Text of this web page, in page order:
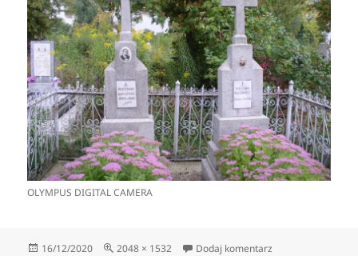
OLYMPUS DIGITAL CAMERA
Data
16/12/2020
Pełny
2048 × 1532 Dodaj komentarz